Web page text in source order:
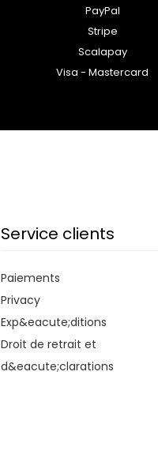
PayPal
Stripe
Scalapay
Visa - Mastercard
Service clients
Paiements
Privacy
Exp&eacute;ditions
Droit de retrait et
d&eacute;clarations